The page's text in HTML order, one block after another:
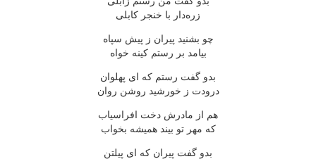
زره‌دار با خنجر کابلی
چو بشنید پیران ز پیش سپاه
بیامد بر رستم کینه خواه
بدو گفت رستم که ای پهلوان
درودت ز خورشید روشن روان
هم از مادرش دخت افراسیاب
که مهر تو بیند همیشه بخواب
بدو گفت پیران که ای پیلتن